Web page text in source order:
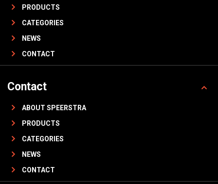
PRODUCTS
CATEGORIES
NEWS
CONTACT
Contact
ABOUT SPEERSTRA
PRODUCTS
CATEGORIES
NEWS
CONTACT